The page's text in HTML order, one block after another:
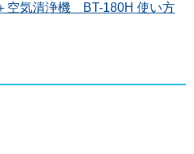
空気清浄機 BT-180H 使い方